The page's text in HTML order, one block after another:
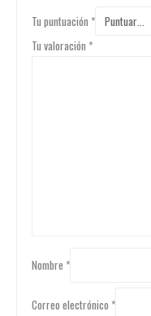
Tu puntuación *
Tu valoración *
Nombre *
Correo electrónico *